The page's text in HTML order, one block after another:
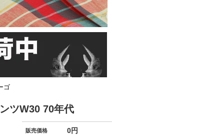
ゴ
ツW30 70年代
販売価格 0円